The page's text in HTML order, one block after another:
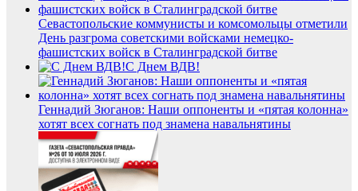
Севастопольские коммунисты и комсомольцы отметили
День разгрома советскими войсками немецко-
фашистских войск в Сталинградской битве
С Днем ВДВ!
Геннадий Зюганов: Наши оппоненты и «пятая колонна»
хотят всех согнать под знамена навальнятины